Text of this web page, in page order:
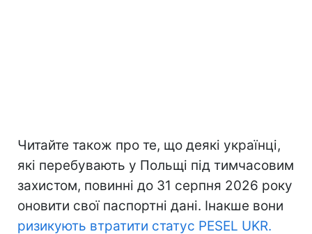
Читайте також про те, що деякі українці,
які перебувають у Польщі під тимчасовим
захистом, повинні до 31 серпня 2026 року
оновити свої паспортні дані. Інакше вони
ризикують втратити статус PESEL UKR.